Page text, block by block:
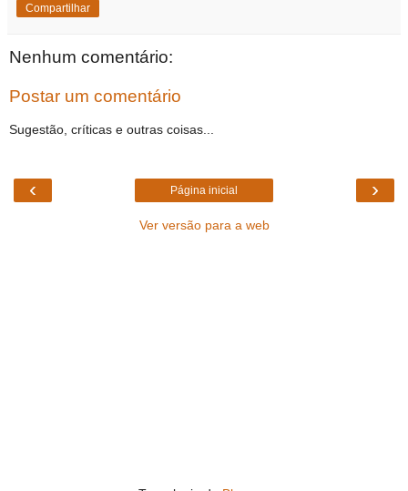
Compartilhar
Nenhum comentário:
Postar um comentário
Sugestão, críticas e outras coisas...
‹ ›
Página inicial
Ver versão para a web